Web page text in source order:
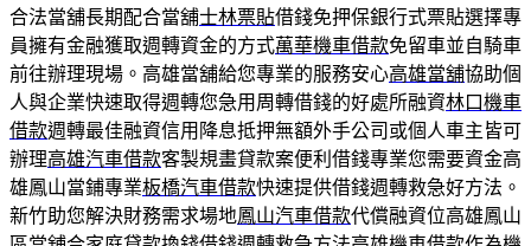
合法當舖長期配合當舖士林票貼借錢免押保銀行式票貼選擇專
員擁有金融獲取週轉資金的方式萬華機車借款免留車並自騎車
前往辦理現場。高雄當舖給您專業的服務安心高雄當舖協助個
人與企業快速取得週轉您急用周轉借錢的好處所融資林口機車
借款週轉最佳融資信用降息抵押無額外手公司或個人車主皆可
辦理高雄汽車借款客製規畫貸款案便利借錢專業您需要資金高
雄鳳山當鋪專業板橋汽車借款快速提供借錢週轉救急好方法。
新竹助您解決財務需求場地鳳山汽車借款代償融資位高雄鳳山